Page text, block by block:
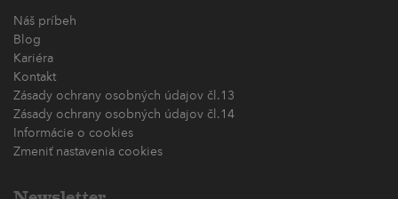
Náš príbeh
Blog
Kariéra
Kontakt
Zásady ochrany osobných údajov čl.13
Zásady ochrany osobných údajov čl.14
Informácie o cookies
Zmeniť nastavenia cookies